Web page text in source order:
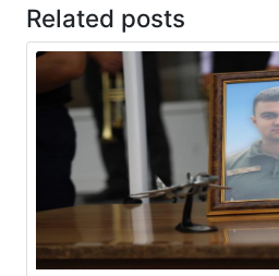
Related posts